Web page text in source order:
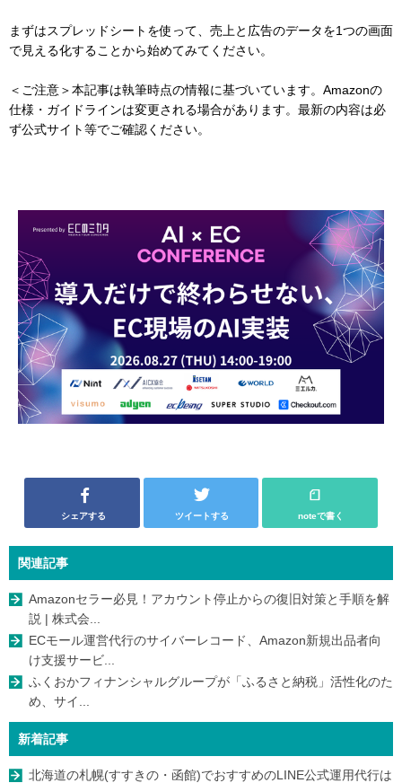
まずはスプレッドシートを使って、売上と広告のデータを1つの画面
で見える化することから始めてみてください。
＜ご注意＞本記事は執筆時点の情報に基づいています。Amazonの
仕様・ガイドラインは変更される場合があります。最新の内容は必
ず公式サイト等でご確認ください。
シェアする ツイートする noteで書く
関連記事
Amazonセラー必見！アカウント停止からの復旧対策と手順を解
説 | 株式会...
ECモール運営代行のサイバーレコード、Amazon新規出品者向
け支援サービ...
ふくおかフィナンシャルグループが「ふるさと納税」活性化のた
め、サイ...
新着記事
北海道の札幌(すすきの・函館)でおすすめのLINE公式運用代行は